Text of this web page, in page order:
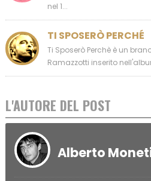
nel 1...
TI SPOSERÒ PERCHÉ
Ti Sposerò Perchè è un
Ramazzotti inserito
L'AUTORE DEL POST
Alberto